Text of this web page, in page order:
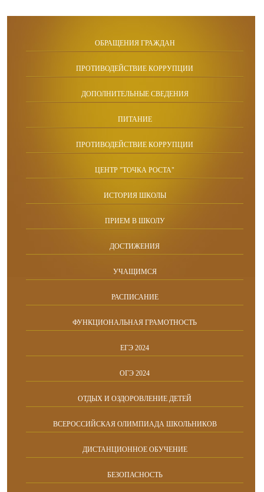
ОБРАЩЕНИЯ ГРАЖДАН
ПРОТИВОДЕЙСТВИЕ КОРРУПЦИИ
ДОПОЛНИТЕЛЬНЫЕ СВЕДЕНИЯ
ПИТАНИЕ
ПРОТИВОДЕЙСТВИЕ КОРРУПЦИИ
ЦЕНТР "ТОЧКА РОСТА"
ИСТОРИЯ ШКОЛЫ
ПРИЕМ В ШКОЛУ
ДОСТИЖЕНИЯ
УЧАЩИМСЯ
РАСПИСАНИЕ
ФУНКЦИОНАЛЬНАЯ ГРАМОТНОСТЬ
ЕГЭ 2024
ОГЭ 2024
ОТДЫХ И ОЗДОРОВЛЕНИЕ ДЕТЕЙ
ВСЕРОССИЙСКАЯ ОЛИМПИАДА ШКОЛЬНИКОВ
ДИСТАНЦИОННОЕ ОБУЧЕНИЕ
БЕЗОПАСНОСТЬ